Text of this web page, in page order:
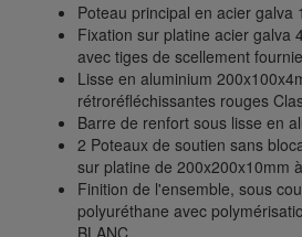
Poteau principal en acier galva
Fixation sur platine acier galva
avec tiges de scellement
Lisse en aluminium
rétroréfléchissantes rouges
Barre de renfort sous lisse en
2 Poteaux de soutien sans
sur platine de 200x200x10mm
Finition de l'ensemble, sous
polyuréthane avec